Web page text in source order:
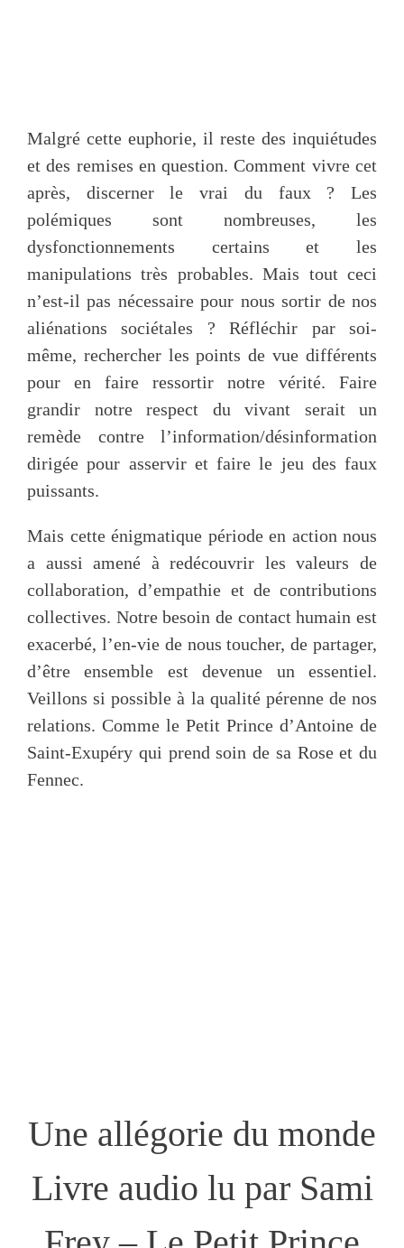
Malgré cette euphorie, il reste des inquiétudes
et des remises en question. Comment vivre cet
après, discerner le vrai du faux ? Les
polémiques sont nombreuses, les
dysfonctionnements certains et les
manipulations très probables. Mais tout ceci
n’est-il pas nécessaire pour nous sortir de nos
aliénations sociétales ? Réfléchir par soi-
même, rechercher les points de vue différents
pour en faire ressortir notre vérité. Faire
grandir notre respect du vivant serait un
remède contre l’information/désinformation
dirigée pour asservir et faire le jeu des faux
puissants.
Mais cette énigmatique période en action nous
a aussi amené à redécouvrir les valeurs de
collaboration, d’empathie et de contributions
collectives. Notre besoin de contact humain est
exacerbé, l’en-vie de nous toucher, de partager,
d’être ensemble est devenue un essentiel.
Veillons si possible à la qualité pérenne de nos
relations. Comme le Petit Prince d’Antoine de
Saint-Exupéry qui prend soin de sa Rose et du
Fennec.
Une allégorie du monde
Livre audio lu par Sami